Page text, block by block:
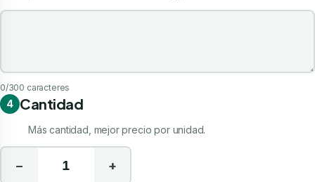
Indicaciones de tu personalización
0/300 caracteres
4 Cantidad
Más cantidad, mejor precio por unidad.
− +